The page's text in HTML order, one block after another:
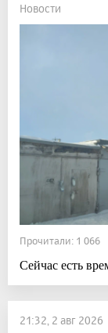
Новости
Прочитали: 1
Сейчас есть
21:32, 2 авг 2026